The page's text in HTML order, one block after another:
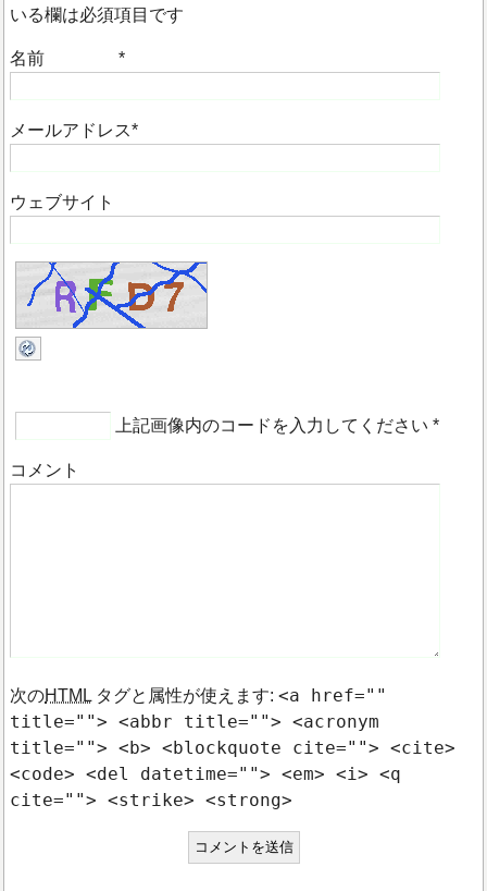
いる欄は必須項目です
名前 *
メールアドレス*
ウェブサイト
上記画像内のコードを入力してください *
コメント
次のHTMLタグと属性が使えます:<a href=""
title=""> <abbr title=""> <acronym
title=""> <b> <blockquote cite=""> <cite>
<code> <del datetime=""> <em> <i> <q
cite=""> <strike> <strong>